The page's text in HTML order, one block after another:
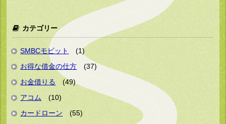
カテゴリー
SMBCモビット
(1)
お得な借金の仕方
(37)
お金借りる
(49)
アコム
(10)
カードローン
(55)